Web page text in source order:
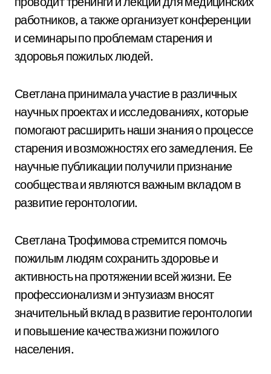
работников, а также организует конференции
и семинары по проблемам старения и
здоровья пожилых людей.
Светлана принимала участие в различных
научных проектах и исследованиях, которые
помогают расширить наши знания о процессе
старения и возможностях его замедления. Ее
научные публикации получили признание
сообщества и являются важным вкладом в
развитие геронтологии.
Светлана Трофимова стремится помочь
пожилым людям сохранить здоровье и
активность на протяжении всей жизни. Ее
профессионализм и энтузиазм вносят
значительный вклад в развитие геронтологии
и повышение качества жизни пожилого
населения.